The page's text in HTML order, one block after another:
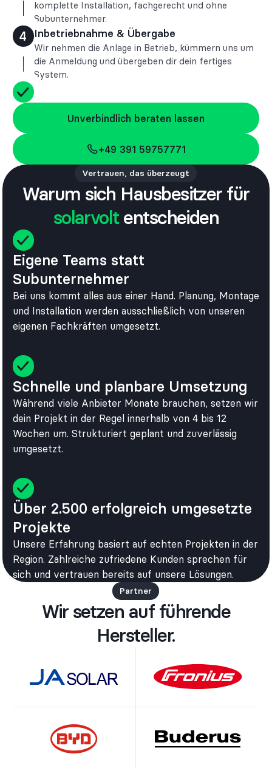
komplette Installation, fachgerecht und ohne
Subunternehmer.
4 Inbetriebnahme & Übergabe
Wir nehmen die Anlage in Betrieb, kümmern uns um
die Anmeldung und übergeben dir dein fertiges
System.
Unverbindlich beraten lassen
Unverbindlich beraten lassen
+49 391 59757771
+49 391 59757771
Vertrauen, das überzeugt
Warum sich Hausbesitzer für
solarvoltentscheiden
Eigene Teams statt
Subunternehmer
Bei uns kommt alles aus einer Hand. Planung, Montage
und Installation werden ausschließlich von unseren
eigenen Fachkräften umgesetzt.
Schnelle und planbare Umsetzung
Während viele Anbieter Monate brauchen, setzen wir
dein Projekt in der Regel innerhalb von 4 bis 12
Wochen um. Strukturiert geplant und zuverlässig
umgesetzt.
Über 2.500 erfolgreich umgesetzte
Projekte
Unsere Erfahrung basiert auf echten Projekten in der
Region. Zahlreiche zufriedene Kunden sprechen für
sich und vertrauen bereits auf unsere Lösungen.
Partner
Wir setzen auf führende
Hersteller.